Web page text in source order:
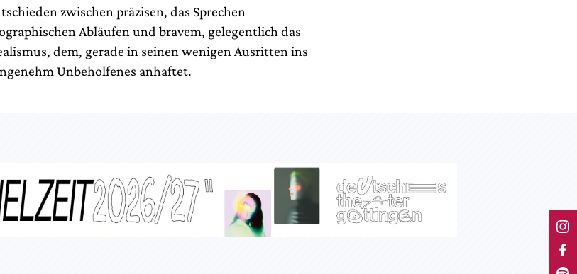
zwischen präzisen, das Sprechen
Abläufen und bravem, gelegentlich das
dem, gerade in seinen wenigen Ausritten ins
Unbeholfenes anhaftet.